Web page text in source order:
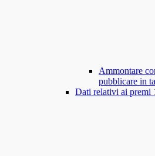
Ammontare
pubblicare in
Dati relativi ai premi